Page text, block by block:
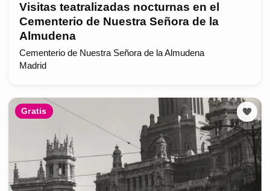
Visitas teatralizadas nocturnas en el
Cementerio de Nuestra Señora de la
Almudena
Cementerio de Nuestra Señora de la Almudena
Madrid
Gratis